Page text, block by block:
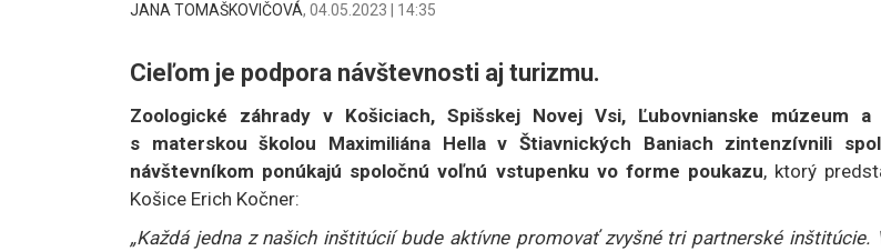
JANA TOMAŠKOVIČOVÁ, 04.05.2023 | 14:35
Cieľom je podpora návštevnosti aj turizmu.
Zoologické záhrady v Košiciach, Spišskej Novej Vsi, Ľubovnianske múzeum a
s materskou školou Maximiliána Hella v Štiavnických Baniach zintenzívnili
návštevníkom ponúkajú spoločnú voľnú vstupenku vo forme poukazu, ktorý
Košice Erich Kočner:
„Každá jedna z našich inštitúcií bude aktívne promovať zvyšné tri partnerské inštitúcie.